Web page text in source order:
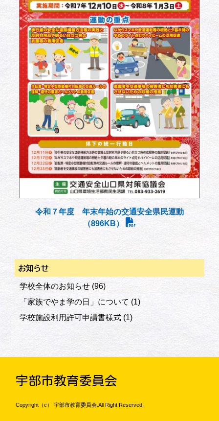
令和７年度 年末年始の交通安全県民運動
（896KB）
お知らせ
学校全体のお知らせ (96)
「家族でやま学の日」について (1)
学校施設利用許可申請書様式 (1)
宇部市教育委員会
Copyright（c） 宇部市教育委員会.All Right Reserved.